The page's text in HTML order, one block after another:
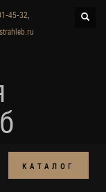
45-32,
КАТАЛОГ